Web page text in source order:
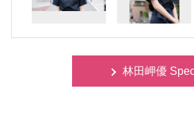
林田岬優